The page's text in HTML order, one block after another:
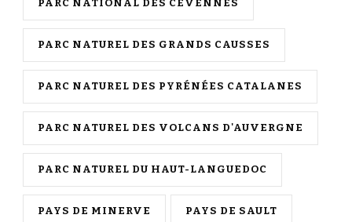
PARC NATIONAL DES CÉVENNES
PARC NATUREL DES GRANDS CAUSSES
PARC NATUREL DES PYRÉNÉES CATALANES
PARC NATUREL DES VOLCANS D'AUVERGNE
PARC NATUREL DU HAUT-LANGUEDOC
PAYS DE MINERVE PAYS DE SAULT